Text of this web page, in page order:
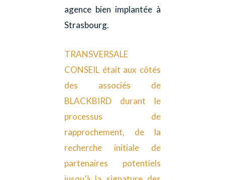
agence bien implantée à
Strasbourg.
TRANSVERSALE
CONSEIL était aux côtés
des associés de
BLACKBIRD durant le
processus de
rapprochement, de la
recherche initiale de
partenaires potentiels